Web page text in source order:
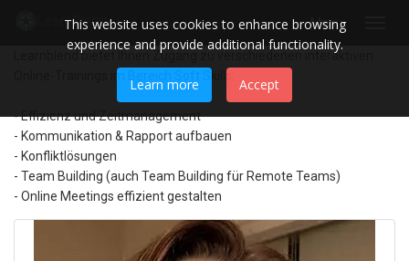
Menu
Learnblend bietet Ihnen Zugang zu verschiedenen interaktiven
- Effizienz und Zeitmanagement
- Kommunikation & Rapport aufbauen
- Konfliktlösungen
- Team Building (auch Team Building für Remote Teams)
- Online Meetings effizient gestalten
This website uses cookies to enhance browsing
experience and provide additional functionality.
Learn more Accept